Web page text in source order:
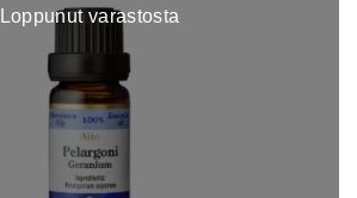
Loppunut varastosta